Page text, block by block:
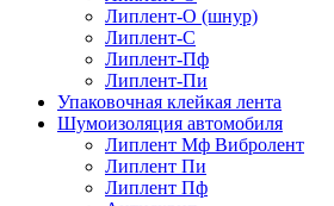
Липлент-О (шнур)
Липлент-С
Липлент-Пф
Липлент-Пи
Упаковочная клейкая лента
Шумоизоляция автомобиля
Липлент Мф Вибролент
Липлент Пи
Липлент Пф